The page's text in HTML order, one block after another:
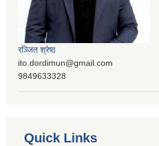
रञ्‍जित श्रेष्ठ
ito.dordimun@gmail.com
9849633328
Quick Links